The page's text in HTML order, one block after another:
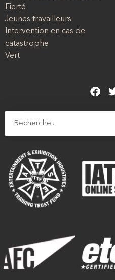
Fierté
Jeunes travailleurs
Intervention en cas de
catastrophe
Vert